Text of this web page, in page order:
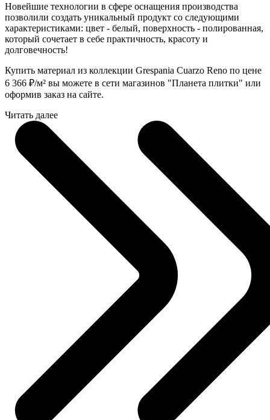
Новейшие технологии в сфере оснащения производства
позволили создать уникальный продукт со следующими
характеристиками: цвет - белый, поверхность - полированная,
который сочетает в себе практичность, красоту и
долговечность!
Купить материал из коллекции Grespania Cuarzo Reno по цене
6 366 ₽/м² вы можете в сети магазинов "Планета плитки" или
оформив заказ на сайте.
Читать далее